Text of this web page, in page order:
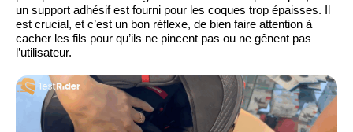
un support adhésif est fourni pour les coques trop épaisses. Il
est crucial, et c’est un bon réflexe, de bien faire attention à
cacher les fils pour qu’ils ne pincent pas ou ne gênent pas
l’utilisateur.